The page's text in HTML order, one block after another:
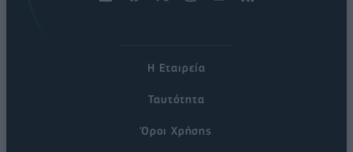
Η Εταιρεία
Ταυτότητα
Όροι Χρήσης